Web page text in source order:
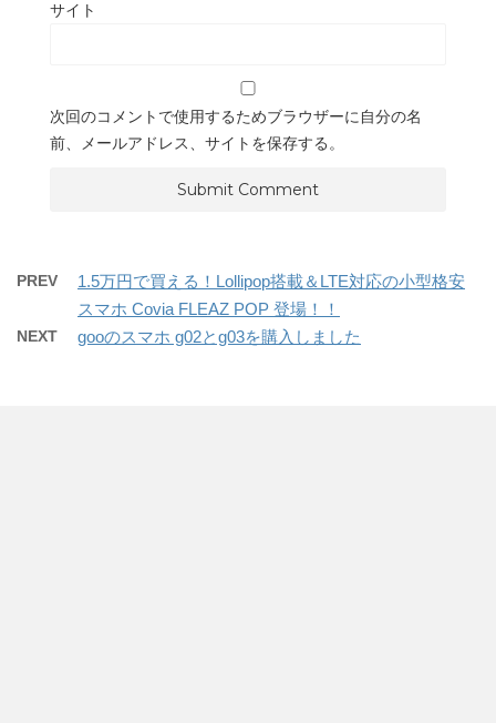
サイト
次回のコメントで使用するためブラウザーに自分の名
前、メールアドレス、サイトを保存する。
PREV
1.5万円で買える！Lollipop搭載＆LTE対応の小型格安
スマホ Covia FLEAZ POP 登場！！
NEXT gooのスマホ g02とg03を購入しました